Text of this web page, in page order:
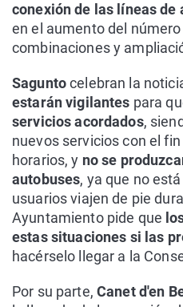
conexión de las líneas de
en el aumento del
combinaciones y
Saguntocelebran la
estarán vigilantes para
servicios acordados,
nuevos servicios con el
horarios, y no se
autobuses, ya que no
usuarios viajen de pie
Ayuntamiento pide que
estas situaciones si las
hacérselo llegar a la
Por su parte, Canet d'en